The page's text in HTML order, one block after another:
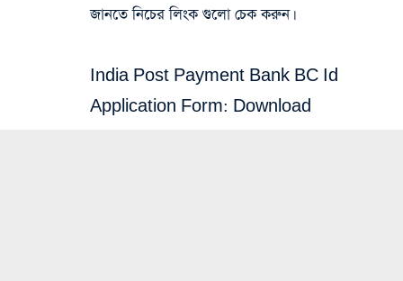
জানতে নিচের লিংক গুলো চেক করুন।
India Post Payment Bank BC Id
Application Form: Download